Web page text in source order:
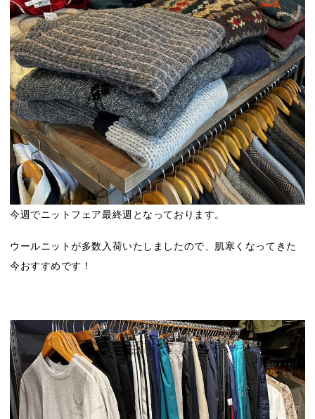
今週でニットフェア最終週となっております。
ウールニットが多数入荷いたしましたので、肌寒くなってきた
今おすすめです！